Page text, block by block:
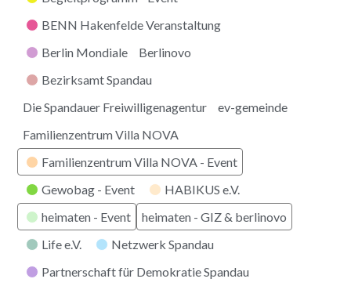
BENN Hakenfelde Veranstaltung
Berlin Mondiale
Berlinovo
Bezirksamt Spandau
Die Spandauer Freiwilligenagentur
ev-gemeinde
Familienzentrum Villa NOVA
Familienzentrum Villa NOVA - Event
Gewobag - Event
HABIKUS e.V.
heimaten - Event
heimaten - GIZ & berlinovo
Life e.V.
Netzwerk Spandau
Partnerschaft für Demokratie Spandau